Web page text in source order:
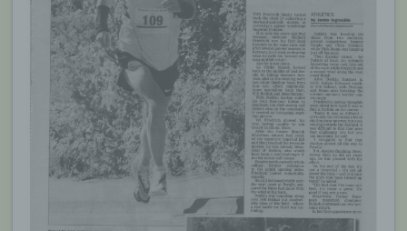
Cookies verwendet, muss beispielsweise nicht bei
jedem Besuch der Internetseite erneut seine
Zugangsdaten eingeben, weil dies von der
Internetseite und dem auf dem Computersystem
des Benutzers abgelegten Cookie übernommen
wird. Ein weiteres Beispiel ist das Cookie eines
Warenkorbes im Online-Shop. Der Online-Shop
merkt sich die Artikel, die ein Kunde in den
virtuellen Warenkorb gelegt hat, über ein Cookie.
Die betroffene Person kann die Setzung von
Cookies durch unsere Internetseite jederzeit
mittels einer entsprechenden Einstellung des